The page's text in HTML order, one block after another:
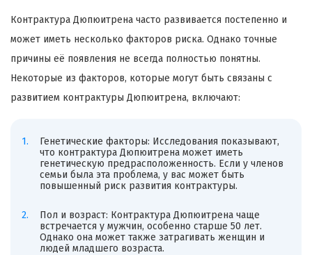
Контрактура Дюпюитрена часто развивается постепенно и
может иметь несколько факторов риска. Однако точные
причины её появления не всегда полностью понятны.
Некоторые из факторов, которые могут быть связаны с
развитием контрактуры Дюпюитрена, включают:
Генетические факторы: Исследования показывают,
что контрактура Дюпюитрена может иметь
генетическую предрасположенность. Если у членов
семьи была эта проблема, у вас может быть
повышенный риск развития контрактуры.
Пол и возраст: Контрактура Дюпюитрена чаще
встречается у мужчин, особенно старше 50 лет.
Однако она может также затрагивать женщин и
людей младшего возраста.